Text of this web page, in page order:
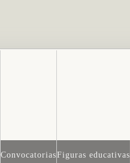
ConvocatoriasFiguras educativas